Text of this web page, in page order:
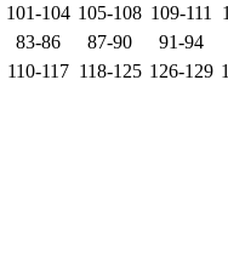
101-104 105-108 109-111
83-86 87-90 91-94
110-117 118-125 126-129